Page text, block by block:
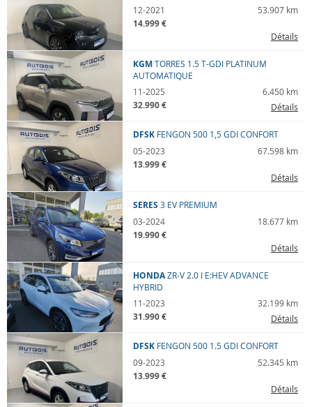
12-2021
53.907 km
14.999 €
Détails
KGMTORRES 1.5 T-GDI PLATINUM
AUTOMATIQUE
11-2025
6.450 km
32.990 € Détails
DFSK FENGON 500 1,5 GDI CONFORT
05-2023
67.598 km
13.999 €
Détails
SERES 3 EV PREMIUM
03-2024
18.677 km
19.990 €
Détails
HONDAZR-V 2.0 I E:HEV ADVANCE
HYBRID
11-2023
32.199 km
31.990 € Détails
DFSK FENGON 500 1.5 GDI CONFORT
09-2023
52.345 km
13.999 €
Détails